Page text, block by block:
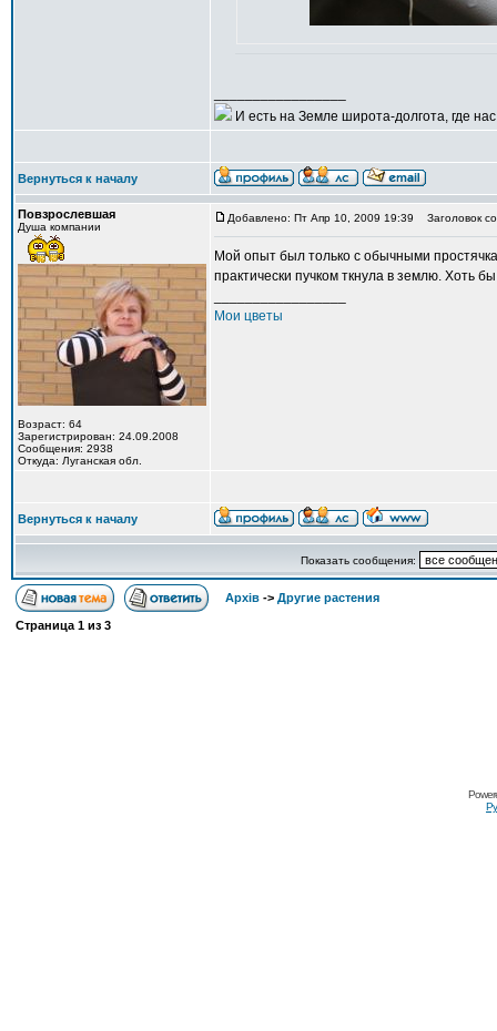
И есть на Земле широта-долгота, где
Вернуться к началу
Повзрослевшая
Душа компании
Возраст: 64
Зарегистрирован: 24.09.2008
Сообщения: 2938
Откуда: Луганская обл.
Добавлено: Пт Апр 10, 2009 19:39 Заголовок
Мой опыт был только с обычными
практически пучком ткнула в землю. Хоть
Мои цветы
Вернуться к началу
Показать сообщения:
Архів -> Другие растения
Страница 1 из 3